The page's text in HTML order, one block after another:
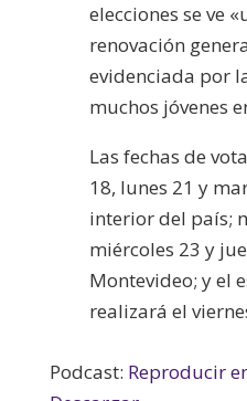
elecciones se ve
renovación
evidenciada por
muchos jóvenes
Las fechas de
18, lunes 21 y
interior del país;
miércoles 23 y
Montevideo; y el
realizará el
Podcast: Reproducir